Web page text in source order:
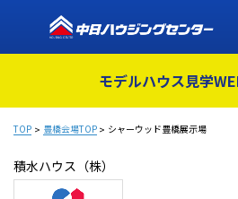
モデルハウス見学
TOP 豊橋会場TOP シャーウッド豊橋展示場
積水ハウス（株）